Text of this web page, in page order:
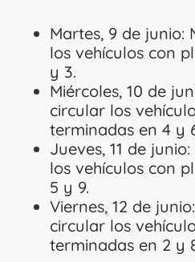
Martes, 9 de junio:
los vehículos con
y 3.
Miércoles, 10 de
circular los
terminadas en 4 y
Jueves, 11 de
los vehículos con
5 y 9.
Viernes, 12 de
circular los
terminadas en 2 y